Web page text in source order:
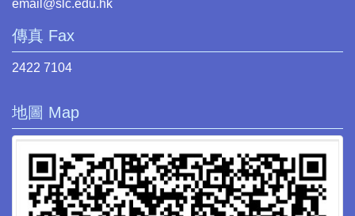
email@slc.edu.hk
傳真 Fax
2422 7104
地圖 Map